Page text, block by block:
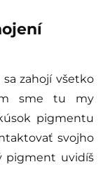
zahojí všetko
sme tu my
pigmentu
svojho
pigment uvidíš